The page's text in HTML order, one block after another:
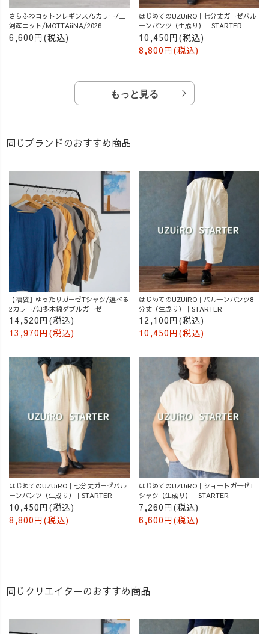
さらふわコットンレギンス/5カラー/三
河産ニット/MOTTAiiNA/2026
6,600円(税込)
はじめてのUZUiRO｜七分丈ガーゼバル
ーンパンツ（生成り）｜STARTER
10,450円(税込)
8,800円(税込)
もっと見る
同じブランドのおすすめ商品
【福袋】ゆったりガーゼTシャツ/選べる
2カラー/知多木綿ダブルガーゼ
14,520円(税込)
13,970円(税込)
はじめてのUZUiRO｜バルーンパンツ8
分丈（生成り）｜STARTER
12,100円(税込)
10,450円(税込)
はじめてのUZUiRO｜七分丈ガーゼバル
ーンパンツ（生成り）｜STARTER
10,450円(税込)
8,800円(税込)
はじめてのUZUiRO｜ショートガーゼT
シャツ（生成り）｜STARTER
7,260円(税込)
6,600円(税込)
同じクリエイターのおすすめ商品